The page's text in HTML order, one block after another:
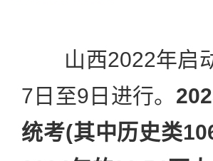
山西2022年启动
7日至9日进行。
统考(其中历史类